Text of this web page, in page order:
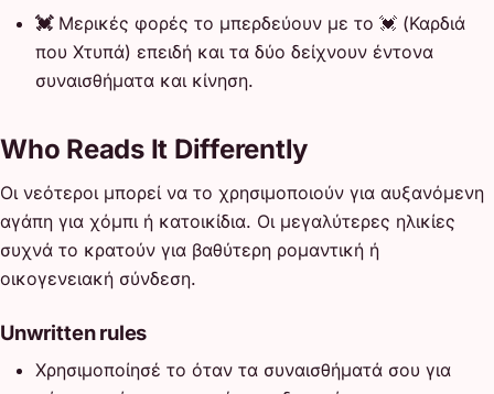
💓Μερικές φορές το μπερδεύουν με το 💓 (Καρδιά
που Χτυπά) επειδή και τα δύο δείχνουν έντονα
συναισθήματα και κίνηση.
Who Reads It Differently
Οι νεότεροι μπορεί να το χρησιμοποιούν για αυξανόμενη
αγάπη για χόμπι ή κατοικίδια. Οι μεγαλύτερες ηλικίες
συχνά το κρατούν για βαθύτερη ρομαντική ή
οικογενειακή σύνδεση.
Unwritten rules
Χρησιμοποίησέ το όταν τα συναισθήματά σου για